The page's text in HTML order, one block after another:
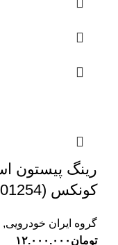
کونکس KONEKS (00201254)
گروه ایران خودرویی,
تومان ۱۲.۰۰۰.۰۰۰